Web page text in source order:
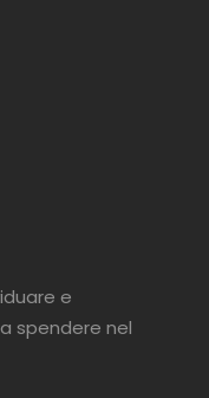
e
spendere nel